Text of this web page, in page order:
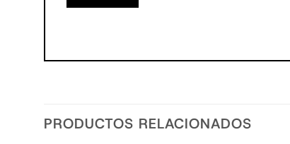
PRODUCTOS RELACIONADOS